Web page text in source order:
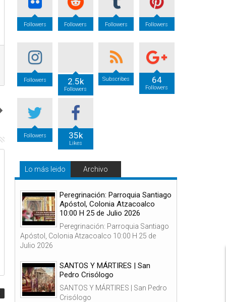
05
2026
Diócesis de Torreón, 5 de Agosto de
2026, 12:00 h.
2026
SANTOS Y MÁRTIRES |
Transfiguración del Señor
Followers Followers Followers Followers
Followers 2.5k
Followers
Subscribes 64
Followers
Followers 35k
Likes
Lo más leido Archivo
Peregrinación: Parroquia Santiago
Apóstol, Colonia Atzacoalco
10:00 H 25 de Julio 2026
Peregrinación: Parroquia Santiago
Apóstol, Colonia Atzacoalco 10:00 H 25 de
Julio 2026
SANTOS Y MÁRTIRES | San
Pedro Crisólogo
SANTOS Y MÁRTIRES | San Pedro
Crisólogo